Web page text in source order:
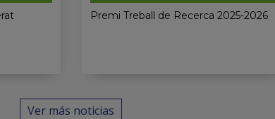
Premi Treball de Recerca 2025-2026
Ver más noticias